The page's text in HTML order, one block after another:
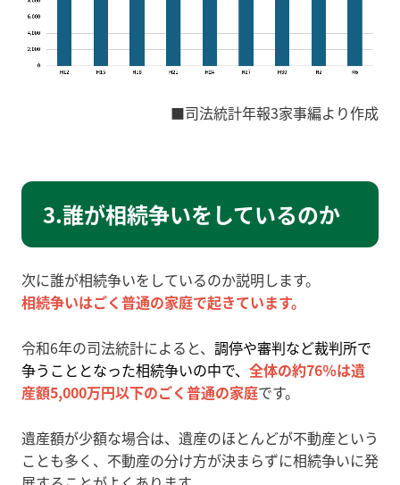
■司法統計年報3家事編より作成
3.誰が相続争いをしているのか
次に誰が相続争いをしているのか説明します。
相続争いはごく普通の家庭で起きています。
令和6年の司法統計によると、 調停や審判など裁判所で
争うこととなった相続争いの中で、 全体の約76％は遺
産額5,000万円以下のごく普通の家庭です。
遺産額が少額な場合は、遺産のほとんどが不動産という
ことも多く、不動産の分け方が決まらずに相続争いに発